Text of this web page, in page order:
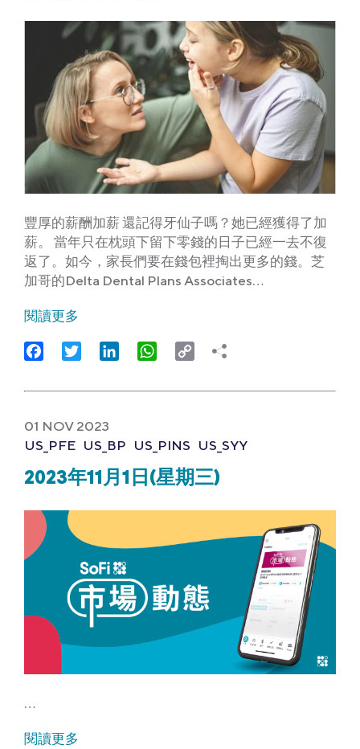
豐厚的薪酬加薪 還記得牙仙子嗎？她已經獲得了加
薪。 當年只在枕頭下留下零錢的日子已經一去不復
返了。如今，家長們要在錢包裡掏出更多的錢。芝
加哥的Delta Dental Plans Associates…
閱讀更多
FacebookTwitter LinkedIn WhatsApp
Copy
01 NOV 2023
US_PFE US_BP US_PINS US_SYY
2023年11月1日(星期三)
…
閱讀更多